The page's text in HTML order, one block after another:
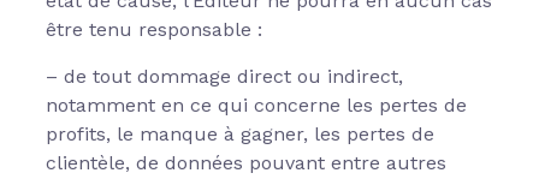
être tenu responsable :
– de tout dommage direct ou indirect,
notamment en ce qui concerne les pertes de
profits, le manque à gagner, les pertes de
clientèle, de données pouvant entre autres